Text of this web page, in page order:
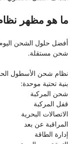
ما هو مظهر
أفضل حلول الشحن
شحن مستقلة.
نظام شحن الأسطول
بنية تحتية موحدة:
شحن المركبة
قفل المركبة
الاتصالات البحرية
المراقبة عن بعد
إدارة الطاقة